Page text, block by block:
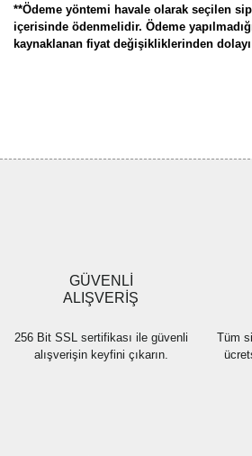
**Ödeme yöntemi havale olarak seçilen
içerisinde ödenmelidir. Ödeme
kaynaklanan fiyat değişikliklerinden
Ürün fiyatı diğer sitelerden daha pahalı.
Bu ürüne benzer farklı alternatifler olmalı.
GÜVENLİ
ALIŞVERİŞ
256 Bit SSL sertifikası ile güvenli
alışverişin keyfini çıkarın.
Tüm